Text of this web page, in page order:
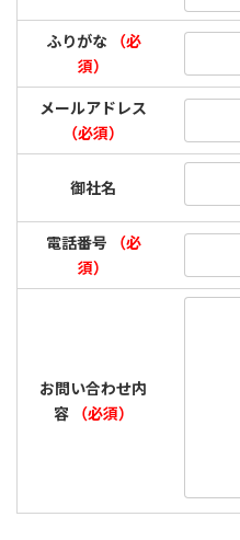
ふりがな
（必
須）
メールアドレス
（必須）
御社名
電話番号
（必
須）
お問い合わせ内
容
（必須）